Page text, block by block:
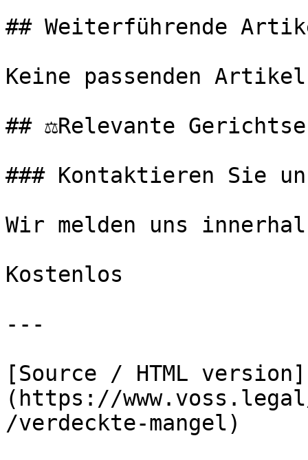
## Weiterführende
Keine passenden
## ⚖️Relevante
### Kontaktieren Sie
Wir melden uns
Kostenlos
---
[Source / HTML version]
(https://